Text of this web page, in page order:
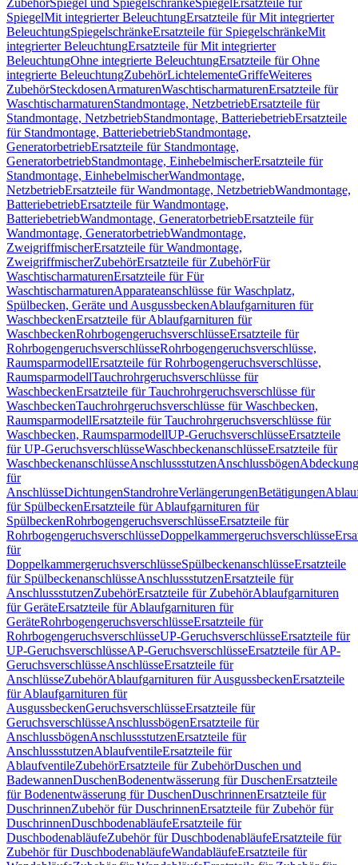
ZubehörSpiegel und SpiegelschränkeSpiegel Ersatzteile für
SpiegelMit integrierter BeleuchtungErsatzteile für Mit integrierter
BeleuchtungSpiegelschränkeErsatzteile für SpiegelschränkeMit
integrierter BeleuchtungErsatzteile für Mit integrierter
BeleuchtungOhne integrierte BeleuchtungErsatzteile für Ohne
integrierte BeleuchtungZubehörLichtelementeGriffeWeiteres
ZubehörSteckdosenArmaturenWaschtischarmaturenErsatzteile für
WaschtischarmaturenStandmontage, NetzbetriebErsatzteile für
Standmontage, NetzbetriebStandmontage, BatteriebetriebErsatzteile
für Standmontage, BatteriebetriebStandmontage,
GeneratorbetriebErsatzteile für Standmontage,
GeneratorbetriebStandmontage, EinhebelmischerErsatzteile für
Standmontage, EinhebelmischerWandmontage,
NetzbetriebErsatzteile für Wandmontage, NetzbetriebWandmontage,
BatteriebetriebErsatzteile für Wandmontage,
BatteriebetriebWandmontage, GeneratorbetriebErsatzteile für
Wandmontage, GeneratorbetriebWandmontage,
ZweigriffmischerErsatzteile für Wandmontage,
ZweigriffmischerZubehörErsatzteile für ZubehörFür
WaschtischarmaturenErsatzteile für Für
WaschtischarmaturenApparateanschlüsse für Waschplatz,
Spülbecken, Geräte und AusgussbeckenAblaufgarnituren für
WaschbeckenErsatzteile für Ablaufgarnituren für
WaschbeckenRohrbogengeruchsverschlüsseErsatzteile für
RohrbogengeruchsverschlüsseRohrbogengeruchsverschlüsse,
RaumsparmodellErsatzteile für Rohrbogengeruchsverschlüsse,
RaumsparmodellTauchrohrgeruchsverschlüsse für
WaschbeckenErsatzteile für Tauchrohrgeruchsverschlüsse für
WaschbeckenTauchrohrgeruchsverschlüsse für Waschbecken,
RaumsparmodellErsatzteile für Tauchrohrgeruchsverschlüsse für
Waschbecken, RaumsparmodellUP-GeruchsverschlüsseErsatzteile
für UP-GeruchsverschlüsseWaschbeckenanschlüsseErsatzteile für
WaschbeckenanschlüsseAnschlussstutzenAnschlussbögen
für
AnschlüsseDichtungenStandrohreVerlängerungenBetätigungen
für SpülbeckenErsatzteile für Ablaufgarnituren für
SpülbeckenRohrbogengeruchsverschlüsseErsatzteile für
RohrbogengeruchsverschlüsseDoppelkammergeruchsverschlüsse
für
DoppelkammergeruchsverschlüsseSpülbeckenanschlüsseErsatzteile
für SpülbeckenanschlüsseAnschlussstutzenErsatzteile für
AnschlussstutzenZubehörErsatzteile für ZubehörAblaufgarnituren
für GeräteErsatzteile für Ablaufgarnituren für
GeräteRohrbogengeruchsverschlüsseErsatzteile für
RohrbogengeruchsverschlüsseUP-GeruchsverschlüsseErsatzteile für
UP-GeruchsverschlüsseAP-GeruchsverschlüsseErsatzteile für AP-
GeruchsverschlüsseAnschlüsseErsatzteile für
AnschlüsseZubehörAblaufgarnituren für AusgussbeckenErsatzteile
für Ablaufgarnituren für
AusgussbeckenGeruchsverschlüsseErsatzteile für
GeruchsverschlüsseAnschlussbögenErsatzteile für
AnschlussbögenAnschlussstutzenErsatzteile für
AnschlussstutzenAblaufventileErsatzteile für
AblaufventileZubehörErsatzteile für ZubehörDuschen und
BadewannenDuschenBodenentwässerung für DuschenErsatzteile
für Bodenentwässerung für DuschenDuschrinnenErsatzteile für
DuschrinnenZubehör für DuschrinnenErsatzteile für Zubehör für
DuschrinnenDuschbodenabläufeErsatzteile für
DuschbodenabläufeZubehör für DuschbodenabläufeErsatzteile für
Zubehör für DuschbodenabläufeWandabläufeErsatzteile für